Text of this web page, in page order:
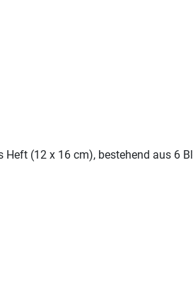
(12 x 16 cm), bestehend aus 6